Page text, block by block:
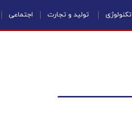
تکنولوژی تولید و تجارت اجتماعی